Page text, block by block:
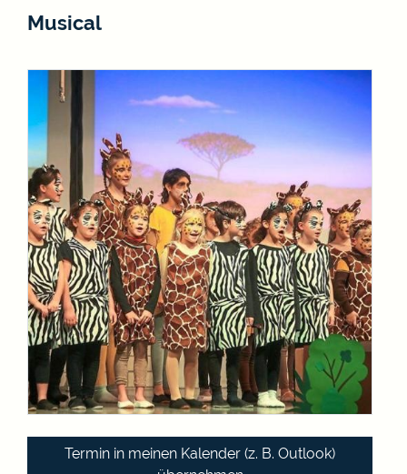
Musical
Termin in meinen Kalender (z. B. Outlook)